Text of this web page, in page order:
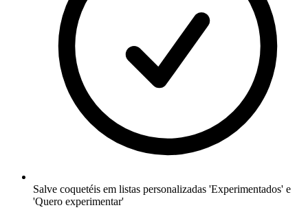
Salve coquetéis em listas personalizadas 'Experimentados' e
'Quero experimentar'